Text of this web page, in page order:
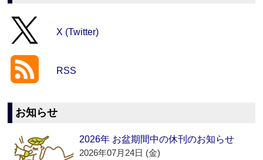
X (Twitter)
RSS
お知らせ
2026年 お盆期間中の休刊のお知らせ
2026年07月24日 (金)